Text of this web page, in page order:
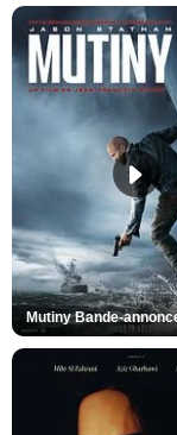
Mutiny Bande-